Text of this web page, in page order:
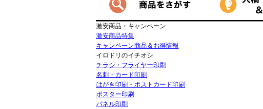
激安商品・キャンペーン
激安商品特集
キャンペーン商品＆お得情報
イロドリのイチオシ
チラシ・フライヤー印刷
名刺・カード印刷
はがき印刷・ポストカード印刷
ポスター印刷
パネル印刷